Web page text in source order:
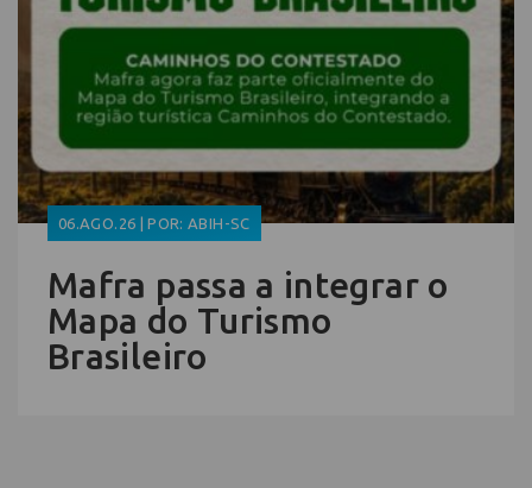
06.AGO.26 | POR: ABIH-SC
Mafra passa a integrar o
Mapa do Turismo
Brasileiro